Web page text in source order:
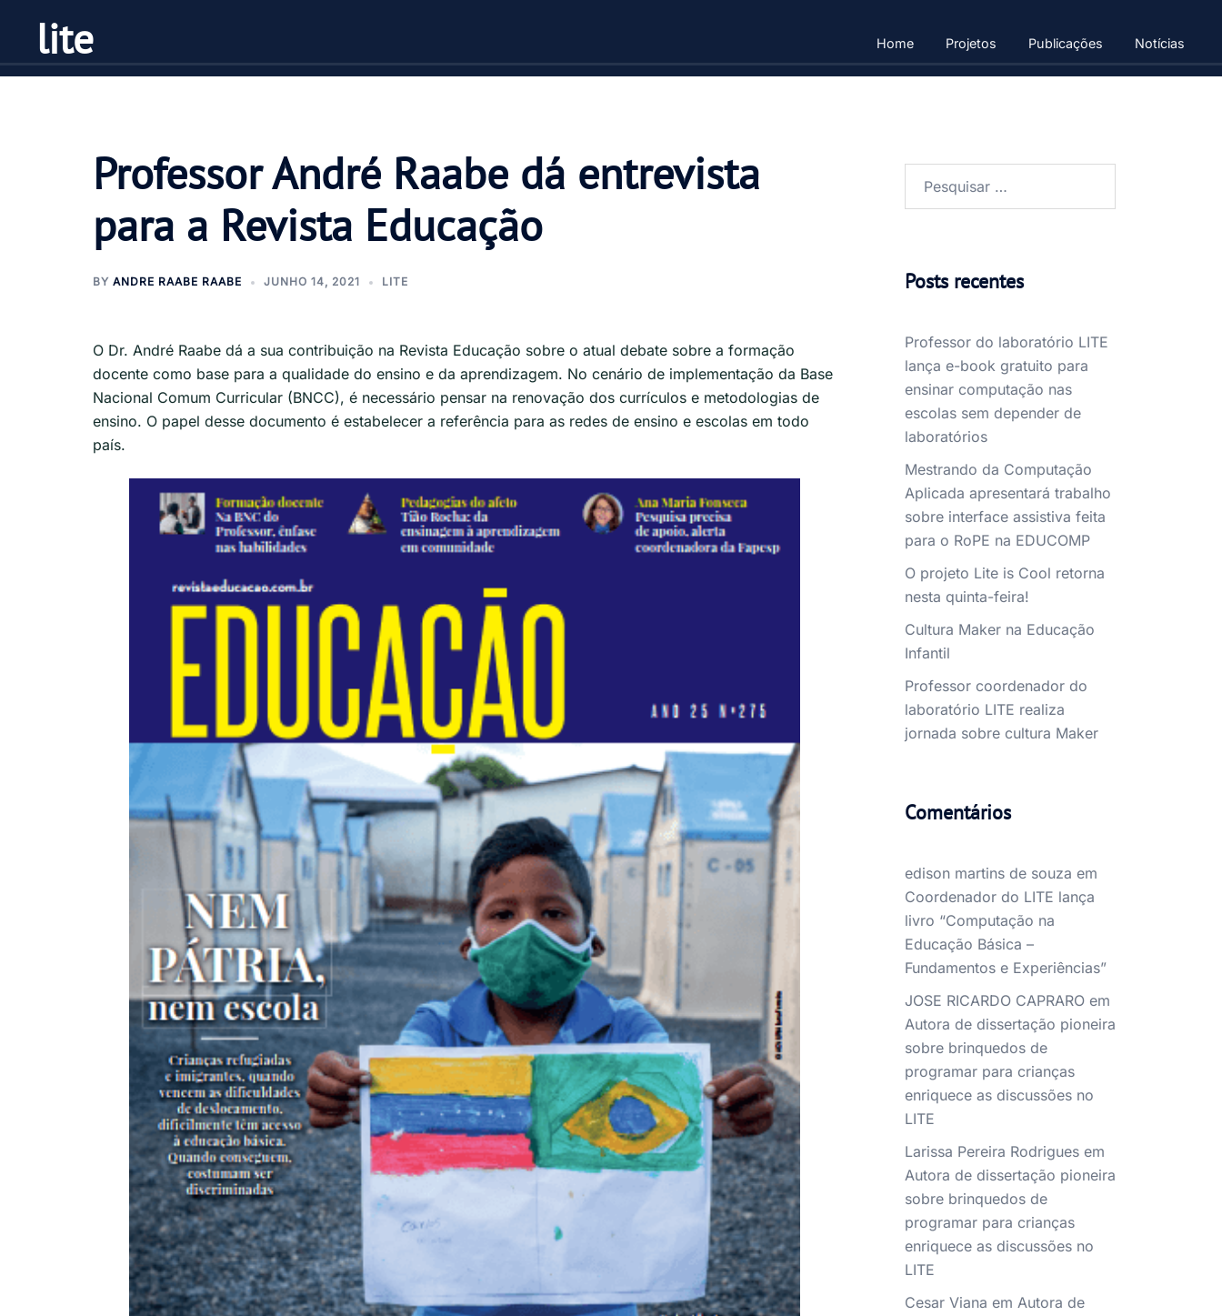
conteúdo
lite Home Projetos Publicações Notícias
Professor André Raabe dá entrevista
para a Revista Educação
BY ANDRE RAABE RAABE JUNHO 14, 2021 LITE
O Dr. André Raabe dá a sua contribuição na Revista Educação sobre o atual debate sobre a formação
docente como base para a qualidade do ensino e da aprendizagem. No cenário de implementação da Base
Nacional Comum Curricular (BNCC), é necessário pensar na renovação dos currículos e metodologias de
ensino. O papel desse documento é estabelecer a referência para as redes de ensino e escolas em todo
país.
Posts recentes
Professor do laboratório LITE
lança e-book gratuito para
ensinar computação nas
escolas sem depender de
laboratórios
Mestrando da Computação
Aplicada apresentará trabalho
sobre interface assistiva feita
para o RoPE na EDUCOMP
O projeto Lite is Cool retorna
nesta quinta-feira!
Cultura Maker na Educação
Infantil
Professor coordenador do
laboratório LITE realiza
jornada sobre cultura Maker
Comentários
edison martins de souza em
Coordenador do LITE lança
livro “Computação na
Educação Básica –
Fundamentos e Experiências”
JOSE RICARDO CAPRAROem
Autora de dissertação pioneira
sobre brinquedos de
programar para crianças
enriquece as discussões no
LITE
Larissa Pereira Rodriguesem
Autora de dissertação pioneira
sobre brinquedos de
programar para crianças
enriquece as discussões no
LITE
Cesar Viana em Autora de